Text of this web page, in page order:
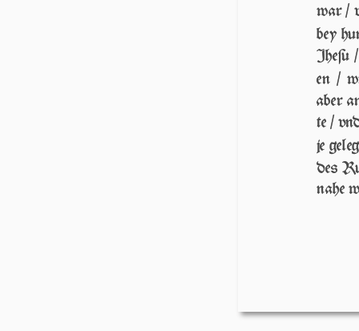
war /
bey
en /
aber
te /
je
des
na­he